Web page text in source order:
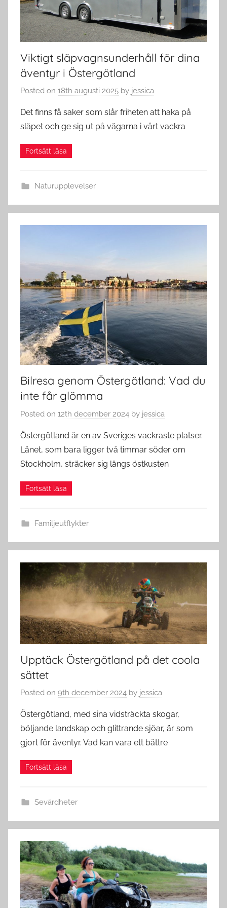
Viktigt släpvagnsunderhåll för dina
äventyr i Östergötland
Posted on 18th augusti 2025 by jessica
Det finns få saker som slår friheten att haka på
släpet och ge sig ut på vägarna i vårt vackra
Naturupplevelser
Bilresa genom Östergötland: Vad du
inte får glömma
Posted on 12th december 2024 by jessica
Östergötland är en av Sveriges vackraste platser.
Länet, som bara ligger två timmar söder om
Stockholm, sträcker sig längs östkusten
Familjeutflykter
Upptäck Östergötland på det coola
sättet
Posted on 9th december 2024 by jessica
Östergötland, med sina vidsträckta skogar,
böljande landskap och glittrande sjöar, är som
gjort för äventyr. Vad kan vara ett bättre
Sevärdheter